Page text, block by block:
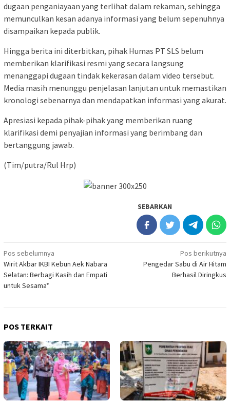
dugaan penganiayaan yang terlihat dalam rekaman, sehingga
memunculkan kesan adanya informasi yang belum sepenuhnya
disampaikan kepada publik.
Hingga berita ini diterbitkan, pihak Humas PT SLS belum
memberikan klarifikasi resmi yang secara langsung
menanggapi dugaan tindak kekerasan dalam video tersebut.
Media masih menunggu penjelasan lanjutan untuk memastikan
kronologi sebenarnya dan mendapatkan informasi yang akurat.
Apresiasi kepada pihak-pihak yang memberikan ruang
klarifikasi demi penyajian informasi yang berimbang dan
bertanggung jawab.
(Tim/putra/Rul Hrp)
SEBARKAN
Navigasi
pos
Pos sebelumnya
Wirit Akbar IKBI Kebun Aek Nabara
Selatan: Berbagi Kasih dan Empati
untuk Sesama*
Pos berikutnya
Pengedar Sabu di Air Hitam
Berhasil Diringkus
POS TERKAIT